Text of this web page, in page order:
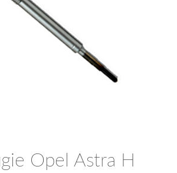
Opel Astra H